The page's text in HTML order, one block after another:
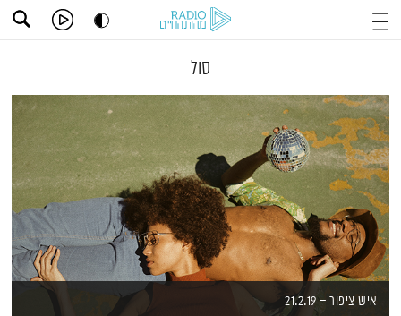
סול
איש ציפור – 21.2.19